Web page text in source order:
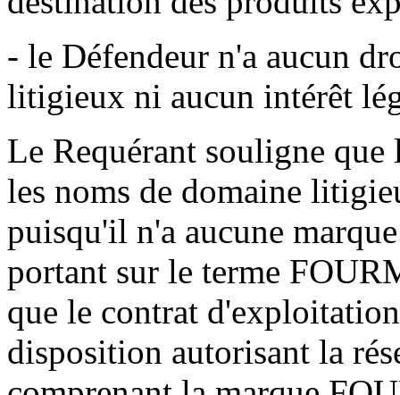
- le Défendeur n'a aucun
litigieux ni aucun intérêt
Le Requérant souligne
les noms de domaine
puisqu'il n'a aucune
portant sur le terme
que le contrat
disposition autorisant la